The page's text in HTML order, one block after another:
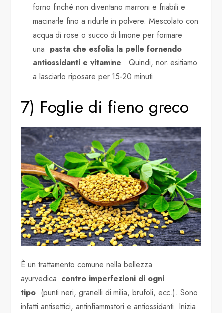
forno finché non diventano marroni e friabili e
macinarle fino a ridurle in polvere. Mescolato con
acqua di rose o succo di limone per formare
una pasta che esfolia la pelle fornendo
antiossidanti e vitamine . Quindi, non esitiamo
a lasciarlo riposare per 15-20 minuti.
7) Foglie di fieno greco
È un trattamento comune nella bellezza
ayurvedica contro imperfezioni di ogni
tipo (punti neri, granelli di milia, brufoli, ecc.). Sono
infatti antisettici, antinfiammatori e antiossidanti. Inizia